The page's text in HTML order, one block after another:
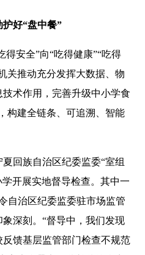
好“盘中餐”
安全”向“吃得健康”“吃得
关推动充分发挥大数据、物
术作用，完善升级中小学食
构建全链条、可追溯、智能
族自治区纪委监委“室组
开展实地督导检查。其中一
自治区纪委监委驻市场监管
深刻。“督导中，我们发现
馈基层监管部门检查不规范